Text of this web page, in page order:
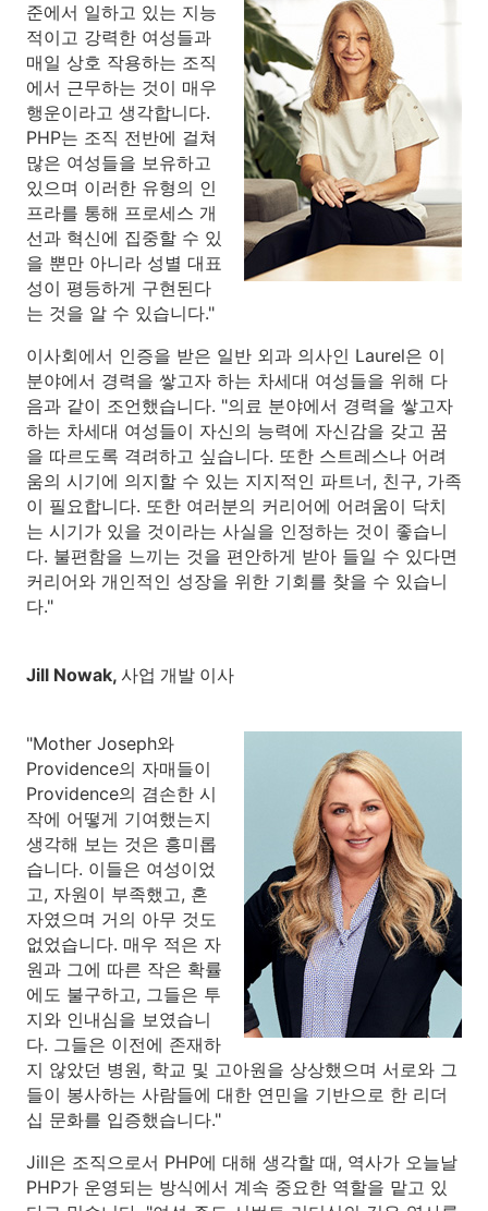
준에서 일하고 있는 지능
적이고 강력한 여성들과
매일 상호 작용하는 조직
에서 근무하는 것이 매우
행운이라고 생각합니다.
PHP는 조직 전반에 걸쳐
많은 여성들을 보유하고
있으며 이러한 유형의 인
프라를 통해 프로세스 개
선과 혁신에 집중할 수 있
을 뿐만 아니라 성별 대표
성이 평등하게 구현된다
는 것을 알 수 있습니다."
이사회에서 인증을 받은 일반 외과 의사인 Laurel은 이
분야에서 경력을 쌓고자 하는 차세대 여성들을 위해 다
음과 같이 조언했습니다. "의료 분야에서 경력을 쌓고자
하는 차세대 여성들이 자신의 능력에 자신감을 갖고 꿈
을 따르도록 격려하고 싶습니다. 또한 스트레스나 어려
움의 시기에 의지할 수 있는 지지적인 파트너, 친구, 가족
이 필요합니다. 또한 여러분의 커리어에 어려움이 닥치
는 시기가 있을 것이라는 사실을 인정하는 것이 좋습니
다. 불편함을 느끼는 것을 편안하게 받아 들일 수 있다면
커리어와 개인적인 성장을 위한 기회를 찾을 수 있습니
다."
Jill Nowak, 사업 개발 이사
"Mother Joseph와
Providence의 자매들이
Providence의 겸손한 시
작에 어떻게 기여했는지
생각해 보는 것은 흥미롭
습니다. 이들은 여성이었
고, 자원이 부족했고, 혼
자였으며 거의 아무 것도
없었습니다. 매우 적은 자
원과 그에 따른 작은 확률
에도 불구하고, 그들은 투
지와 인내심을 보였습니
다. 그들은 이전에 존재하
지 않았던 병원, 학교 및 고아원을 상상했으며 서로와 그
들이 봉사하는 사람들에 대한 연민을 기반으로 한 리더
십 문화를 입증했습니다."
Jill은 조직으로서 PHP에 대해 생각할 때, 역사가 오늘날
PHP가 운영되는 방식에서 계속 중요한 역할을 맡고 있